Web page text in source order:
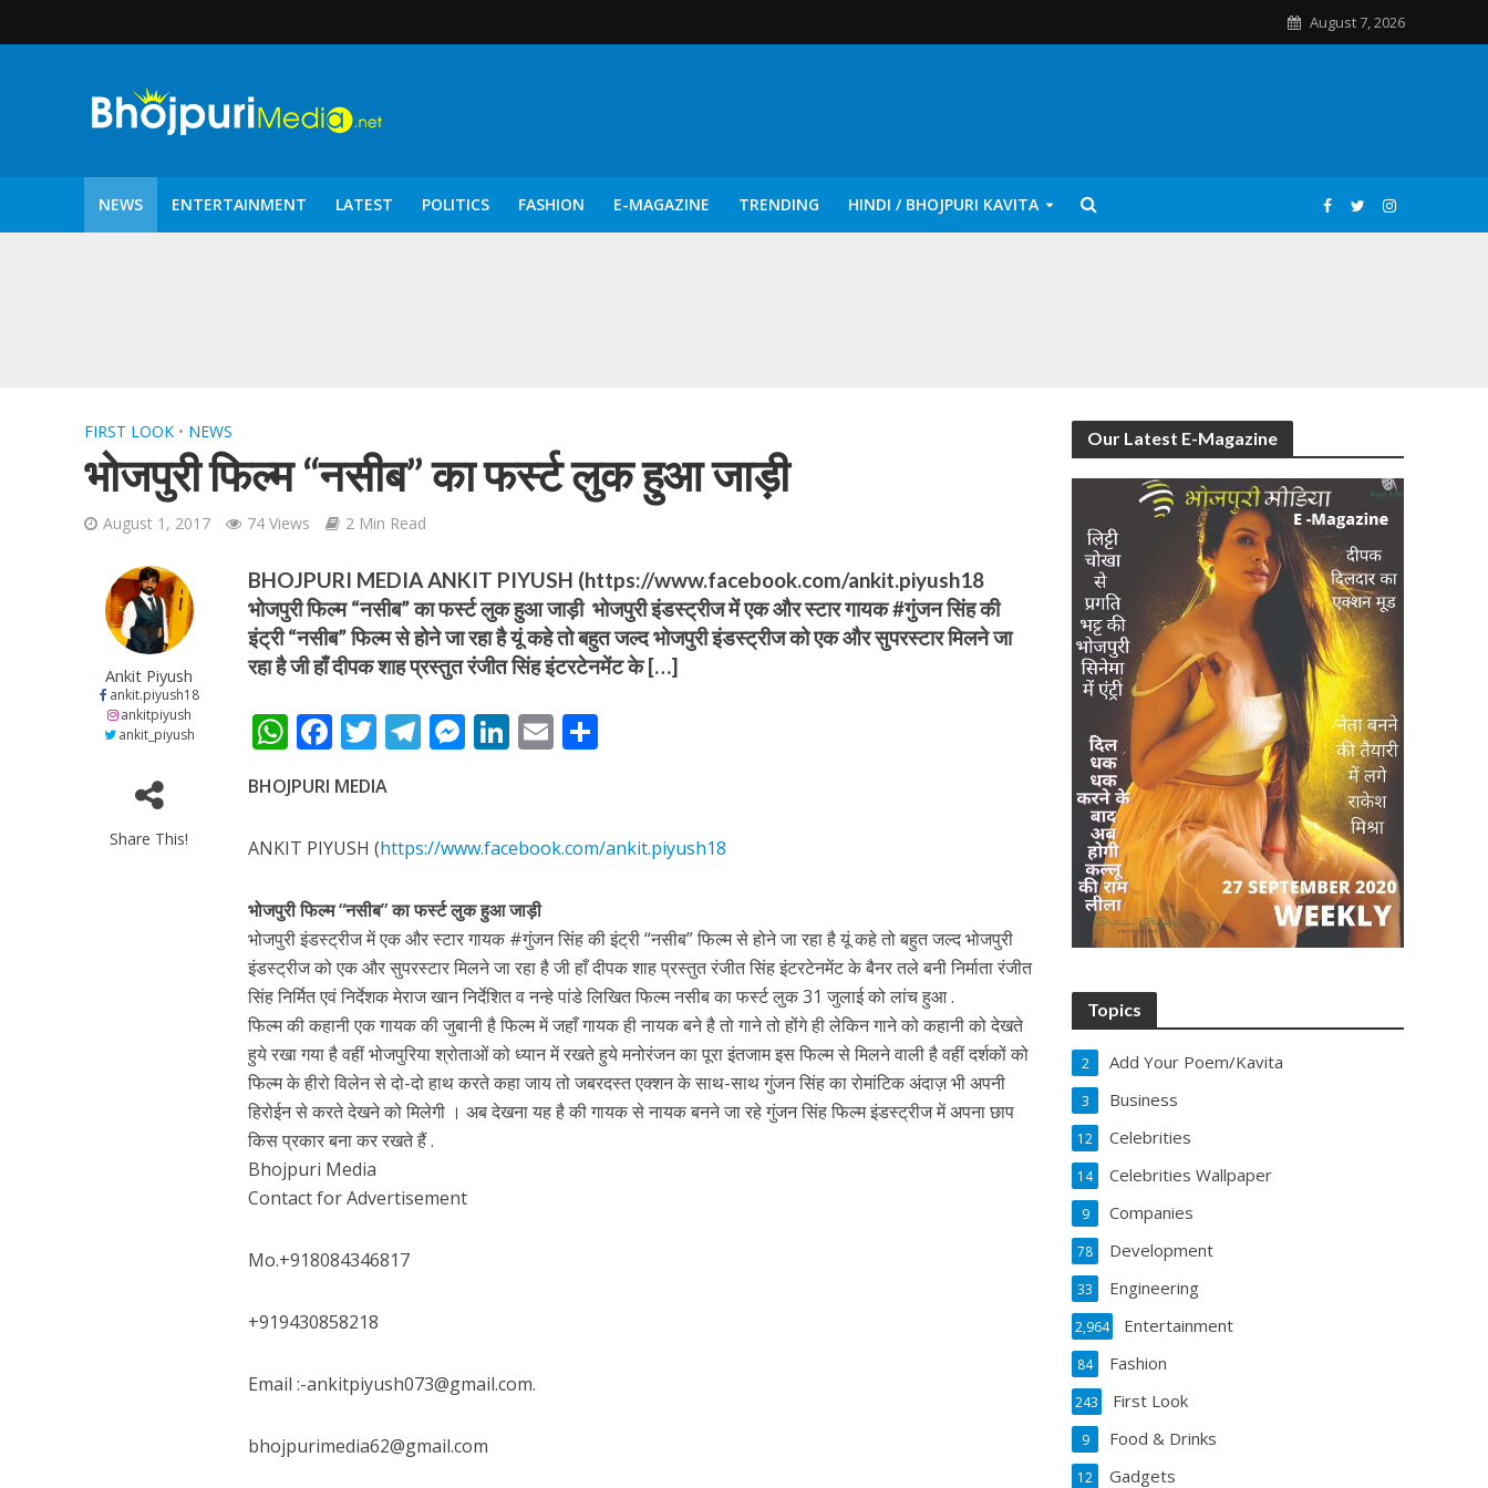
August 7, 2026
NEWS ENTERTAINMENT LATEST POLITICS FASHION E-MAGAZINE TRENDING HINDI / BHOJPURI KAVITA
शिवानी सिंह का नया बोलबम गीत तोहरे के मांगिला जानु हुआ रिलीज, दर्शकों का मिल रहा भरपूर प्यार
वर्ल्डवाइड रिकॉर्ड्स भोजपुरी का नया धमाकेदार गाना जल्द, दुबई की खूबसूरत लोकेशन्स पर हो रही है शूटिंग
FIRST LOOK • NEWS
भोजपुरी फिल्म “नसीब” का फर्स्ट लुक हुआ जाड़ी
August 1, 2017 74 Views 2 Min Read
Ankit Piyush
ankit.piyush18
ankitpiyush
ankit_piyush
Share This!
BHOJPURI MEDIA ANKIT PIYUSH (https://www.facebook.com/ankit.piyush18
भोजपुरी फिल्म “नसीब” का फर्स्ट लुक हुआ जाड़ी भोजपुरी इंडस्ट्रीज में एक और स्टार गायक #गुंजन सिंह की
इंट्री “नसीब” फिल्म से होने जा रहा है यूं कहे तो बहुत जल्द भोजपुरी इंडस्ट्रीज को एक और सुपरस्टार मिलने जा
रहा है जी हाँ दीपक शाह प्रस्तुत रंजीत सिंह इंटरटेनमेंट के […]
W
h
at
s
p
p
F
ac
e
b
o
k
T
w
itt
er
T
gr
m
M
e
g
er
Li
e
n
E
l e
BHOJPURI MEDIA
ANKIT PIYUSH (https://www.facebook.com/ankit.piyush18
भोजपुरी फिल्म “नसीब” का फर्स्ट लुक हुआ जाड़ी
भोजपुरी इंडस्ट्रीज में एक और स्टार गायक #गुंजन सिंह की इंट्री “नसीब” फिल्म से होने जा रहा है यूं कहे तो बहुत जल्द भोजपुरी
इंडस्ट्रीज को एक और सुपरस्टार मिलने जा रहा है जी हाँ दीपक शाह प्रस्तुत रंजीत सिंह इंटरटेनमेंट के बैनर तले बनी निर्माता रंजीत
सिंह निर्मित एवं निर्देशक मेराज खान निर्देशित व नन्हे पांडे लिखित फिल्म नसीब का फर्स्ट लुक 31 जुलाई को लांच हुआ .
फिल्म की कहानी एक गायक की जुबानी है फिल्म में जहाँ गायक ही नायक बने है तो गाने तो होंगे ही लेकिन गाने को कहानी को देखते
हुये रखा गया है वहीं भोजपुरिया श्रोताओं को ध्यान में रखते हुये मनोरंजन का पूरा इंतजाम इस फिल्म से मिलने वाली है वहीं दर्शकों को
फिल्म के हीरो विलेन से दो-दो हाथ करते कहा जाय तो जबरदस्त एक्शन के साथ-साथ गुंजन सिंह का रोमांटिक अंदाज़ भी अपनी
हिरोईन से करते देखने को मिलेगी । अब देखना यह है की गायक से नायक बनने जा रहे गुंजन सिंह फिल्म इंडस्ट्रीज में अपना छाप
किस प्रकार बना कर रखते हैं .
Bhojpuri Media
Contact for Advertisement
Mo.+918084346817
+919430858218
Email :-ankitpiyush073@gmail.com.
bhojpurimedia62@gmail.com
Our Latest E-Magazine
Topics
Add Your Poem/Kavita
2
Business
3
Celebrities
12
Celebrities Wallpaper
14
Companies
9
Development
78
Engineering
33
Entertainment
2,964
Fashion
84
First Look
243
Food & Drinks
9
Gadgets
12